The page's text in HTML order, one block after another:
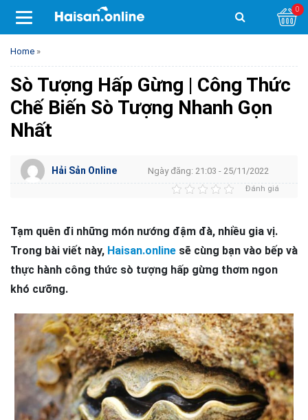
0
Home »
Sò Tượng Hấp Gừng | Công Thức
Chế Biến Sò Tượng Nhanh Gọn
Nhất
Hải Sản Online Ngày đăng: 21:03 - 25/11/2022
Đánh giá
Tạm quên đi những món nướng đậm đà, nhiều gia vị.
Trong bài viết này, Haisan.online sẽ cùng bạn vào bếp và
thực hành công thức sò tượng hấp gừng thơm ngon
khó cưỡng.